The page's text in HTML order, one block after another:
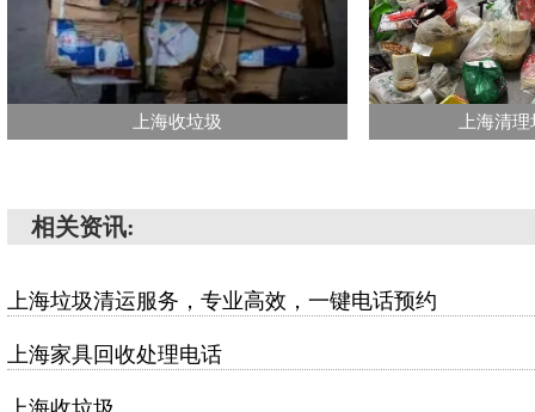
上海收垃圾 上海清
相关资讯:
上海垃圾清运服务，专业高效，一键电话预约
上海家具回收处理电话